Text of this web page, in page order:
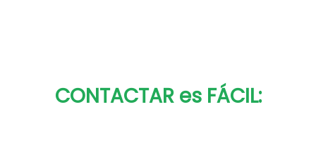
CONTACTAR es FÁCIL: